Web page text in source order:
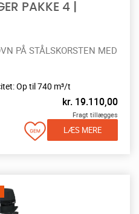
PAKKE 4 |
PÅ STÅLSKORSTEN MED
Op til 740 m³/t
kr. 19.110,00
Fragt tillægges
LÆS MERE